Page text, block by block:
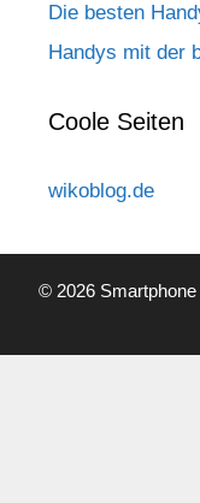
Die besten
Handys mit der
Coole Seiten
wikoblog.de
© 2026